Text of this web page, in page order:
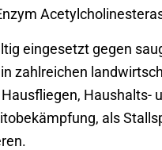
eingesetzt gegen
zahlreichen
Haushalts-
als